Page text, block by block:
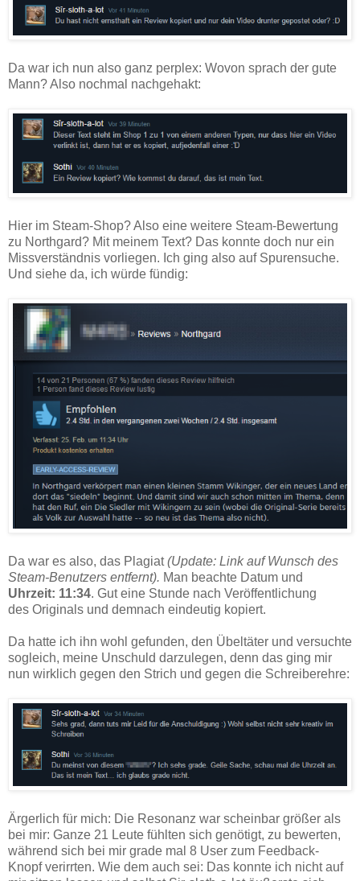
Da war ich nun also ganz perplex: Wovon sprach der gute
Mann? Also nochmal nachgehakt:
Hier im Steam-Shop? Also eine weitere Steam-Bewertung
zu Northgard? Mit meinem Text? Das konnte doch nur ein
Missverständnis vorliegen. Ich ging also auf Spurensuche.
Und siehe da, ich würde fündig:
Da war es also, das Plagiat(Update: Link auf Wunsch des
Steam-Benutzers entfernt). Man beachte Datum und
Uhrzeit: 11:34. Gut eine Stunde nach Veröffentlichung
des Originals und demnach eindeutig kopiert.
Da hatte ich ihn wohl gefunden, den Übeltäter und versuchte
sogleich, meine Unschuld darzulegen, denn das ging mir
nun wirklich gegen den Strich und gegen die Schreiberehre:
Ärgerlich für mich: Die Resonanz war scheinbar größer als
bei mir: Ganze 21 Leute fühlten sich genötigt, zu bewerten,
während sich bei mir grade mal 8 User zum Feedback-
Knopf verirrten. Wie dem auch sei: Das konnte ich nicht auf